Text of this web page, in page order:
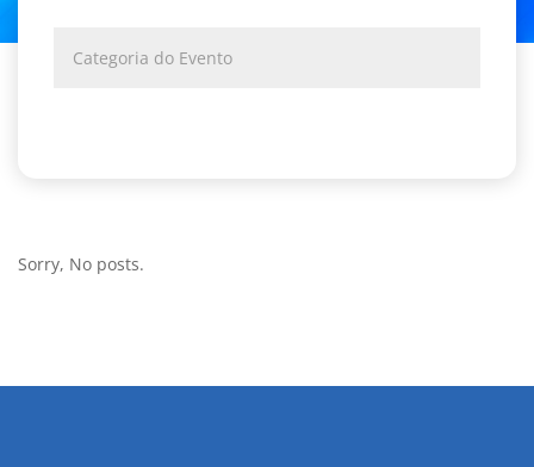
Sorry, No posts.